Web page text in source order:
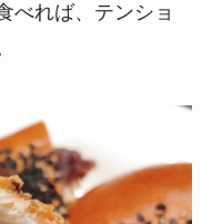
べれば、テンショ